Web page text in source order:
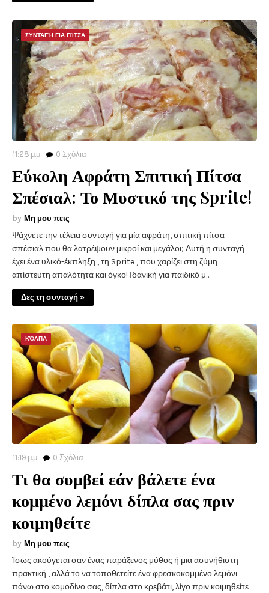
ΣΥΝΤΑΓΉ ΓΙΑ ΠΊΤΣΑ
11:28 μ.μ. 0 Σχόλια
Εύκολη Αφράτη Σπιτική Πίτσα
Σπέσιαλ: Το Μυστικό της Sprite!
Μη μου πεις
Ψάχνετε την τέλεια συνταγή για μία αφράτη, σπιτική πίτσα
σπέσιαλ που θα λατρέψουν μικροί και μεγάλοι; Αυτή η συνταγή
έχει ένα υλικό-έκπληξη , τη Sprite , που χαρίζει στη ζύμη
απίστευτη απαλότητα και όγκο! Ιδανική για παιδικό μ…
Δες τη συνταγή »
ΚΌΛΠΑ
11:19 μ.μ. 0 Σχόλια
Τι θα συμβεί εάν βάλετε ένα
κομμένο λεμόνι δίπλα σας πριν
κοιμηθείτε
Μη μου πεις
Ίσως ακούγεται σαν ένας παράξενος μύθος ή μια ασυνήθιστη
πρακτική , αλλά το να τοποθετείτε ένα φρεσκοκομμένο λεμόνι
πάνω στο κομοδίνο σας, δίπλα στο κρεβάτι, λίγο πριν κοιμηθείτε